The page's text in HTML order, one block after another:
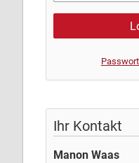
Ihr Kontakt
Manon Waas